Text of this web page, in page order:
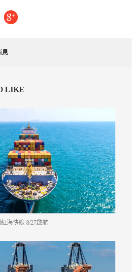
息
LIKE
海快線 8/27啟航